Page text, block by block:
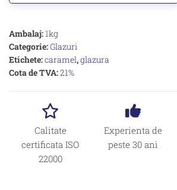
Ambalaj:1kg
Categorie:Glazuri
Etichete:caramel,glazura
Cota de TVA:21%
Calitate
certificata ISO
22000
Experienta de
peste 30 ani